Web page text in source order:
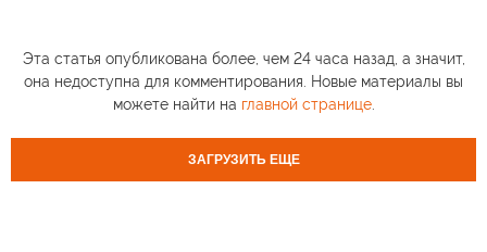
Эта статья опубликована более, чем 24 часа назад, а значит,
она недоступна для комментирования. Новые материалы вы
можете найти на главной странице.
ЗАГРУЗИТЬ ЕЩЕ